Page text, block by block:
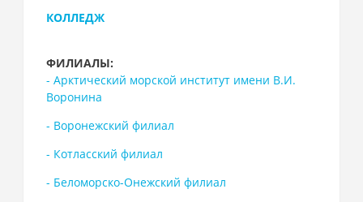
КОЛЛЕДЖ
ФИЛИАЛЫ:
- Арктический морской институт имени В.И.
Воронина
- Воронежский филиал
- Котласский филиал
- Беломорско-Онежский филиал